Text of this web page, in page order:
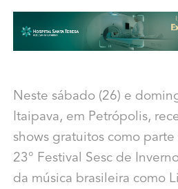
Neste sábado (26) e
Itaipava, em Petrópolis,
shows gratuitos como
23° Festival Sesc de
da música brasileira como